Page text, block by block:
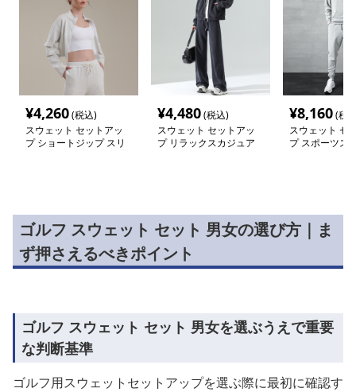
¥4,260(税込)
スウェット セットアッ
プ ショートジップ スリ
¥4,480(税込)
スウェット セットアッ
プ リラックスカジュア
¥8,160(税
スウェット セ
プ スポーツス
ゴルフ スウェット セット 男女の選び方｜ま
ず押さえるべきポイント
ゴルフ スウェット セット 男女を選ぶうえで重要
な判断基準
ゴルフ用スウェットセットアップを選ぶ際に最初に確認す